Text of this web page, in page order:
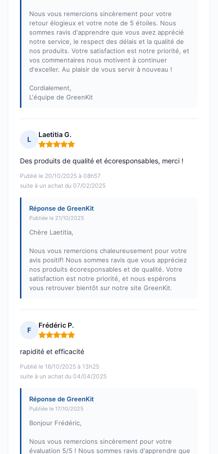
Nous vous remercions sincèrement pour votre
retour élogieux et votre note de 5 étoiles. Nous
sommes ravis d'apprendre que vous avez apprécié
notre service, le respect des délais et la qualité de
nos produits. Votre satisfaction est notre priorité, et
vos commentaires nous motivent à continuer
d'exceller. Au plaisir de vous servir à nouveau !
Cordialement,
L'équipe de GreenKit
L
Laetitia G.
Note : 5 sur 5
Publié le 20/10/2025 à 08h57
suite à un achat du 07/02/2025
Des produits de qualité et écoresponsables, merci !
Réponse de GreenKit
Publiée le 21/10/2025
Chère Laetitia,
Nous vous remercions chaleureusement pour votre
avis positif! Nous sommes ravis que vous appréciez
nos produits écoresponsables et de qualité. Votre
satisfaction est notre priorité, et nous espérons
vous retrouver bientôt sur notre site GreenKit.
F
Frédéric P.
Note : 5 sur 5
Publié le 16/10/2025 à 13h25
suite à un achat du 04/04/2025
rapidité et efficacité
Réponse de GreenKit
Publiée le 17/10/2025
Bonjour Frédéric,
Nous vous remercions sincèrement pour votre
évaluation 5/5 ! Nous sommes ravis d'apprendre que